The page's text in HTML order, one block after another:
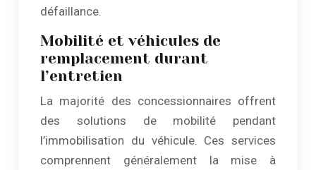
défaillance.
Mobilité et véhicules de
remplacement durant
l’entretien
La majorité des concessionnaires offrent
des solutions de mobilité pendant
l’immobilisation du véhicule. Ces services
comprennent généralement la mise à